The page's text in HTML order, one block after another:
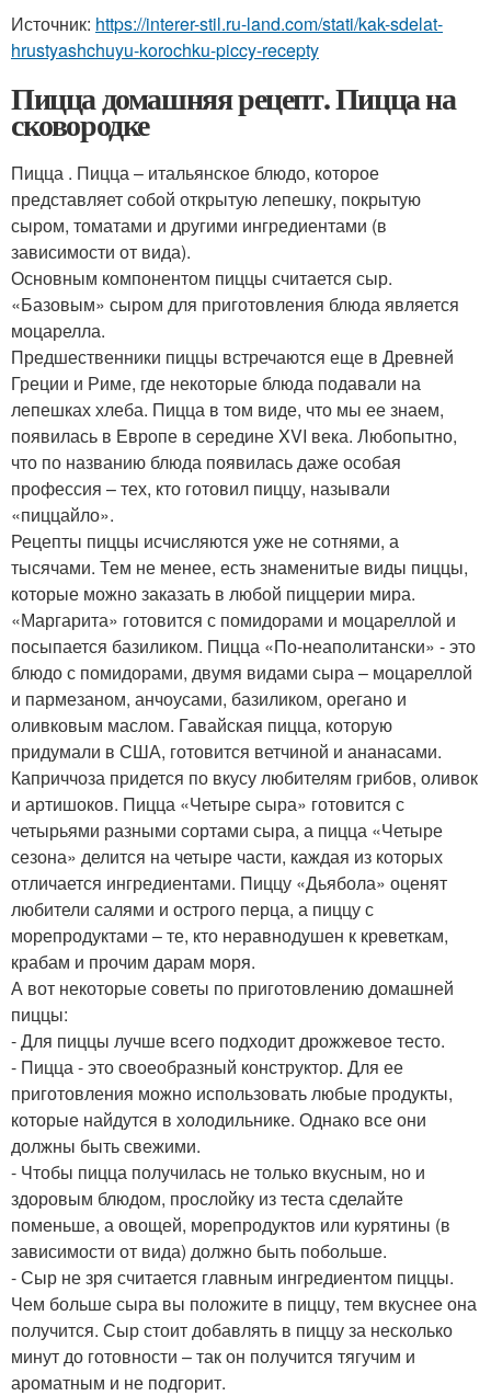
Источник: https://interer-stil.ru-land.com/stati/kak-sdelat-
hrustyashchuyu-korochku-piccy-recepty
Пицца домашняя рецепт. Пицца на
сковородке
Пицца . Пицца – итальянское блюдо, которое
представляет собой открытую лепешку, покрытую
сыром, томатами и другими ингредиентами (в
зависимости от вида).
Основным компонентом пиццы считается сыр.
«Базовым» сыром для приготовления блюда является
моцарелла.
Предшественники пиццы встречаются еще в Древней
Греции и Риме, где некоторые блюда подавали на
лепешках хлеба. Пицца в том виде, что мы ее знаем,
появилась в Европе в середине XVI века. Любопытно,
что по названию блюда появилась даже особая
профессия – тех, кто готовил пиццу, называли
«пиццайло».
Рецепты пиццы исчисляются уже не сотнями, а
тысячами. Тем не менее, есть знаменитые виды пиццы,
которые можно заказать в любой пиццерии мира.
«Маргарита» готовится с помидорами и моцареллой и
посыпается базиликом. Пицца «По-неаполитански» - это
блюдо с помидорами, двумя видами сыра – моцареллой
и пармезаном, анчоусами, базиликом, орегано и
оливковым маслом. Гавайская пицца, которую
придумали в США, готовится ветчиной и ананасами.
Каприччоза придется по вкусу любителям грибов, оливок
и артишоков. Пицца «Четыре сыра» готовится с
четырьями разными сортами сыра, а пицца «Четыре
сезона» делится на четыре части, каждая из которых
отличается ингредиентами. Пиццу «Дьябола» оценят
любители салями и острого перца, а пиццу с
морепродуктами – те, кто неравнодушен к креветкам,
крабам и прочим дарам моря.
А вот некоторые советы по приготовлению домашней
пиццы:
- Для пиццы лучше всего подходит дрожжевое тесто.
- Пицца - это своеобразный конструктор. Для ее
приготовления можно использовать любые продукты,
которые найдутся в холодильнике. Однако все они
должны быть свежими.
- Чтобы пицца получилась не только вкусным, но и
здоровым блюдом, прослойку из теста сделайте
поменьше, а овощей, морепродуктов или курятины (в
зависимости от вида) должно быть побольше.
- Сыр не зря считается главным ингредиентом пиццы.
Чем больше сыра вы положите в пиццу, тем вкуснее она
получится. Сыр стоит добавлять в пиццу за несколько
минут до готовности – так он получится тягучим и
ароматным и не подгорит.